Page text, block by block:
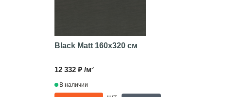
Black Matt 160x320 см
12 332 ₽ /м²
В наличии